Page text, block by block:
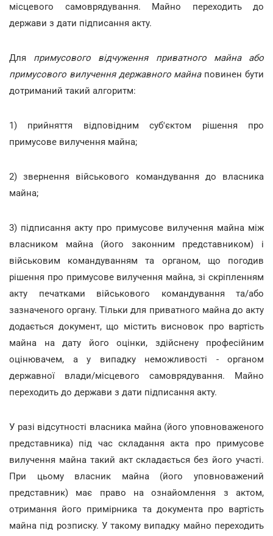
місцевого самоврядування. Майно переходить до
держави з дати підписання акту.
Для примусового відчуження приватного майна або
примусового вилучення державного майнаповинен бути
дотриманий такий алгоритм:
1) прийняття відповідним суб'єктом рішення про
примусове вилучення майна;
2) звернення військового командування до власника
майна;
3) підписання акту про примусове вилучення майна між
власником майна (його законним представником) і
військовим командуванням та органом, що погодив
рішення про примусове вилучення майна, зі скріпленням
акту печатками військового командування та/або
зазначеного органу. Тільки для приватного майна до акту
додається документ, що містить висновок про вартість
майна на дату його оцінки, здійснену професійним
оцінювачем, а у випадку неможливості - органом
державної влади/місцевого самоврядування. Майно
переходить до держави з дати підписання акту.
У разі відсутності власника майна (його уповноваженого
представника) під час складання акта про примусове
вилучення майна такий акт складається без його участі.
При цьому власник майна (його уповноважений
представник) має право на ознайомлення з актом,
отримання його примірника та документа про вартість
майна під розписку. У такому випадку майно переходить